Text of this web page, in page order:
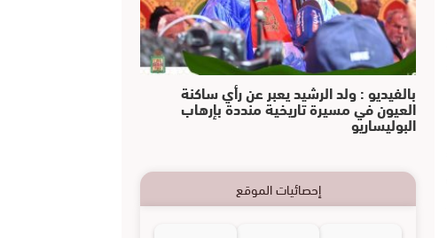
بالفيديو : ولد الرشيد يعبر عن رأي ساكنة
العيون في مسيرة تاريخية منددة بإرهاب
البوليساريو
إحصائيات الموقع